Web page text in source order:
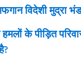
विदेशी मुद्रा
के पीड़ित